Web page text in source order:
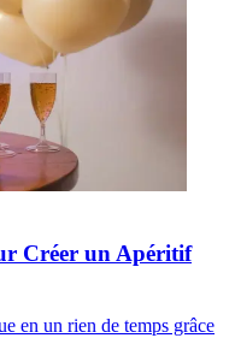
Créer un Apéritif
en un rien de temps grâce